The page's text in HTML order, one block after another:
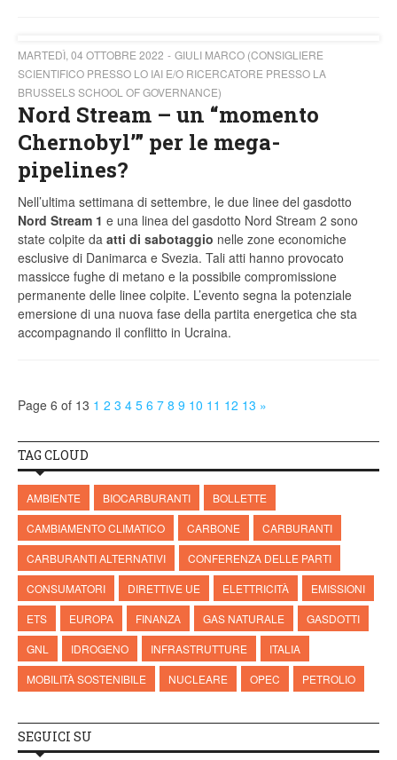
MARTEDÌ, 04 OTTOBRE 2022
GIULI MARCO (CONSIGLIERE
SCIENTIFICO PRESSO LO IAI E/O RICERCATORE PRESSO LA
BRUSSELS SCHOOL OF GOVERNANCE)
Nord Stream – un “momento
Chernobyl’” per le mega-
pipelines?
Nell’ultima settimana di settembre, le due linee del gasdotto
Nord Stream 1 e una linea del gasdotto Nord Stream 2 sono
state colpite da atti di sabotaggio nelle zone economiche
esclusive di Danimarca e Svezia. Tali atti hanno provocato
massicce fughe di metano e la possibile compromissione
permanente delle linee colpite. L’evento segna la potenziale
emersione di una nuova fase della partita energetica che sta
accompagnando il conflitto in Ucraina.
Page 6 of 13 1 2 3 4 5 6 7 8 9 10 11 12 13 »
TAG CLOUD
AMBIENTE BIOCARBURANTI
BOLLETTE
CAMBIAMENTO CLIMATICO
CARBONE
CARBURANTI
CARBURANTI ALTERNATIVI
CONFERENZA DELLE PARTI
CONSUMATORI
DIRETTIVE UE ELETTRICITÀ
EMISSIONI
ETS
EUROPA FINANZA GAS NATURALE
GASDOTTI
GNL
IDROGENO INFRASTRUTTURE
ITALIA
MOBILITÀ SOSTENIBILE
NUCLEARE OPEC PETROLIO
SEGUICI SU